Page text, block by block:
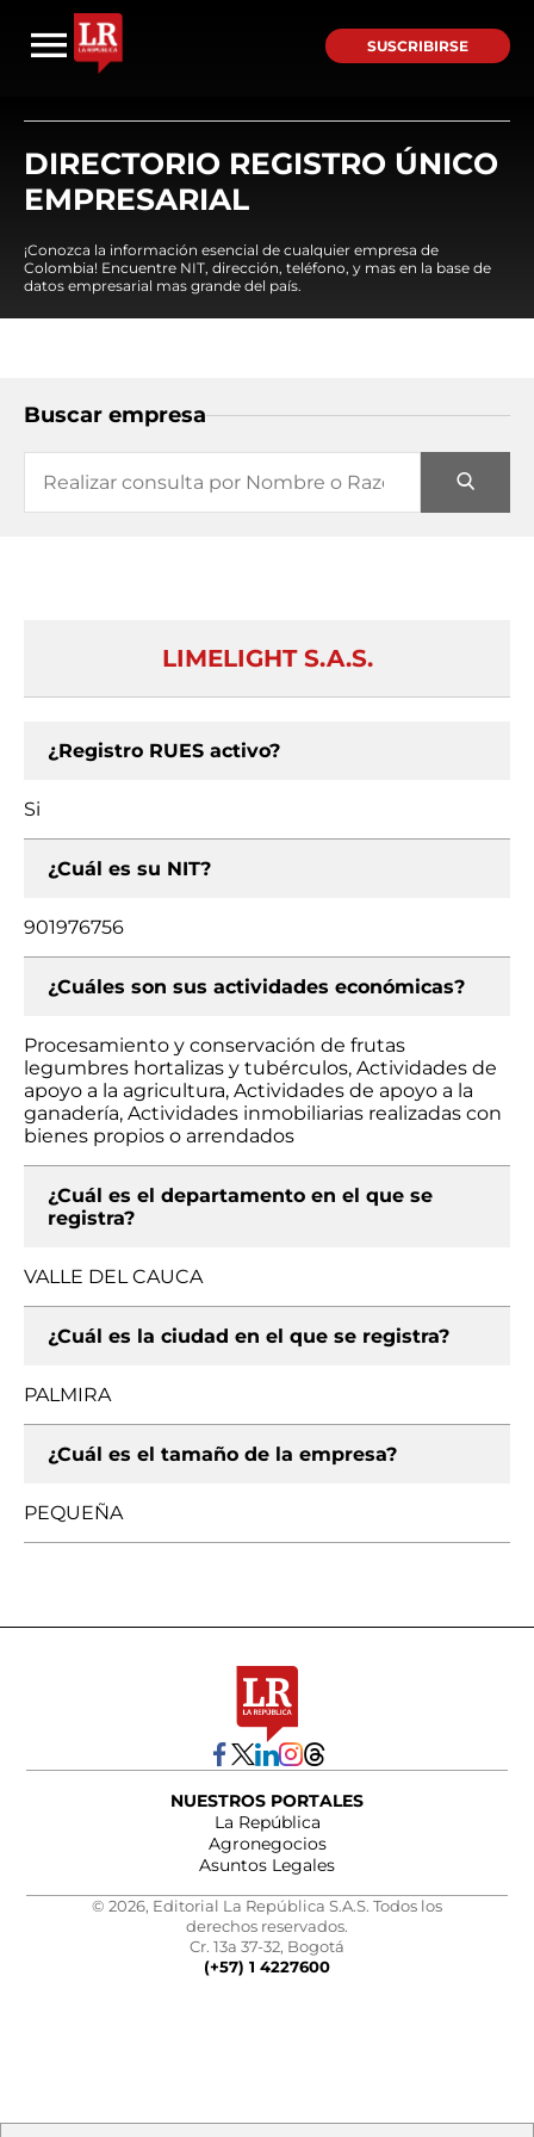
SUSCRIBIRSE
DIRECTORIO REGISTRO ÚNICO
EMPRESARIAL
¡Conozca la información esencial de cualquier empresa de
Colombia! Encuentre NIT, dirección, teléfono, y mas en la base de
datos empresarial mas grande del país.
Buscar empresa
LIMELIGHT S.A.S.
¿Registro RUES activo?
Si
¿Cuál es su NIT?
901976756
¿Cuáles son sus actividades económicas?
Procesamiento y conservación de frutas
legumbres hortalizas y tubérculos, Actividades de
apoyo a la agricultura, Actividades de apoyo a la
ganadería, Actividades inmobiliarias realizadas con
bienes propios o arrendados
¿Cuál es el departamento en el que se
registra?
VALLE DEL CAUCA
¿Cuál es la ciudad en el que se registra?
PALMIRA
¿Cuál es el tamaño de la empresa?
PEQUEÑA
NUESTROS PORTALES
La República
Agronegocios
Asuntos Legales
© 2026, Editorial La República S.A.S. Todos los
derechos reservados.
Cr. 13a 37-32, Bogotá
(+57) 1 4227600